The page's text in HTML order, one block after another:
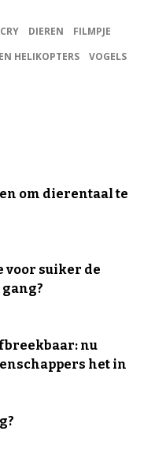
DIEREN
FILMPJE
HELIKOPTERS VOGELS
om dierentaal te
voor suiker de
nu
het in